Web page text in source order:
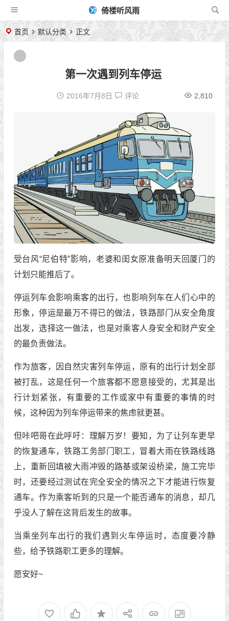
倚楼听风雨
首页 默认分类 正文
第一次遇到列车停运
2016年7月8日 评论 2,810
受台风“尼伯特”影响，老婆和闺女原准备明天回厦门的
计划只能推后了。
停运列车会影响乘客的出行，也影响列车在人们心中的
形象，停运是最万不得已的做法，铁路部门从安全角度
出发，选择这一做法，也是对乘客人身安全和财产安全
的最负责做法。
作为旅客，因自然灾害列车停运，原有的出行计划全部
被打乱，这是任何一个旅客都不愿意接受的，尤其是出
行计划紧张，有重要的工作或家中有重要的事情的时
候，这种因为列车停运带来的焦虑就更甚。
但咔吧哥在此呼吁：理解万岁！要知，为了让列车更早
的恢复通车，铁路工务部门职工，冒着大雨在铁路线路
上，重新回填被大雨冲毁的路基或架设桥梁，施工完毕
时，还要经过测试在完全安全的情况之下才能进行恢复
通车。作为乘客听到的只是一个能否通车的消息，却几
乎没人了解在这背后发生的故事。
当乘坐列车出行的我们遇到火车停运时，态度要冷静
些，给予铁路职工更多的理解。
愿安好~